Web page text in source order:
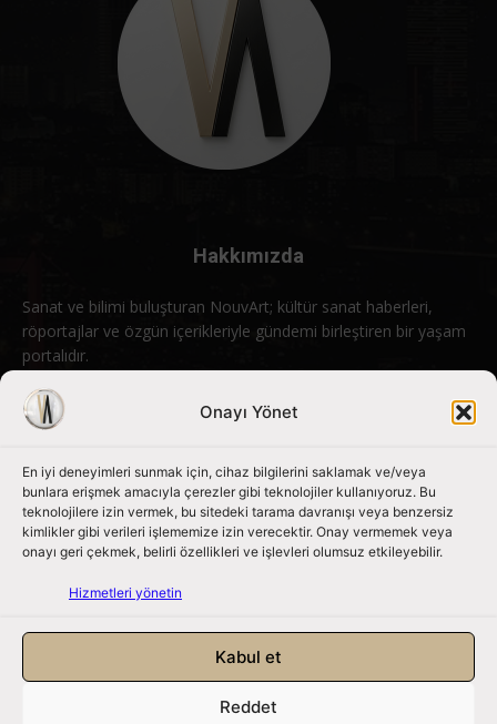
Onayı Yönet
En iyi deneyimleri sunmak için, cihaz bilgilerini saklamak ve/veya
bunlara erişmek amacıyla çerezler gibi teknolojiler kullanıyoruz. Bu
teknolojilere izin vermek, bu sitedeki tarama davranışı veya benzersiz
kimlikler gibi verileri işlememize izin verecektir. Onay vermemek veya
onayı geri çekmek, belirli özellikleri ve işlevleri olumsuz etkileyebilir.
Hizmetleri yönetin
Kabul et
Reddet
Hakkımızda
Sanat ve bilimi buluşturan NouvArt; kültür sanat haberleri,
röportajlar ve özgün içerikleriyle gündemi birleştiren bir yaşam
portalıdır.
Bizimle iletişime geçin: info@nouvart.net
Bizi Takip Edin